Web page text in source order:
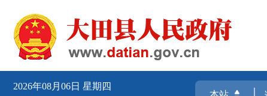
2026年08月06日 星期四